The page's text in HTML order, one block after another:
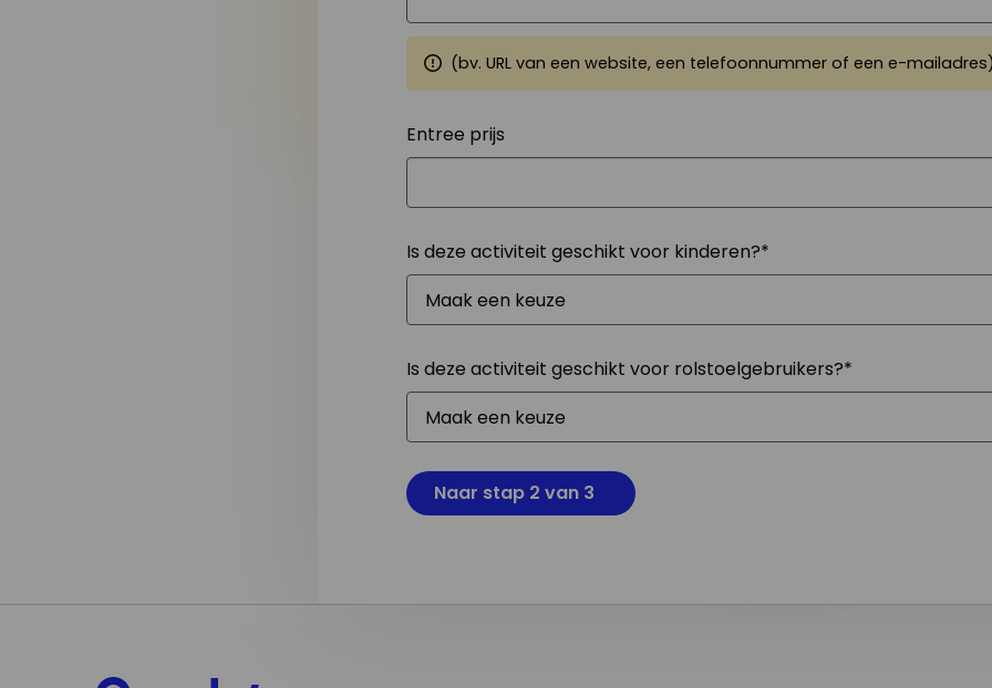
(bv. URL van een website, een telefoonnummer of een e-
Entree prijs
Is deze activiteit geschikt voor kinderen?*
Is deze activiteit geschikt voor rolstoelgebruikers?*